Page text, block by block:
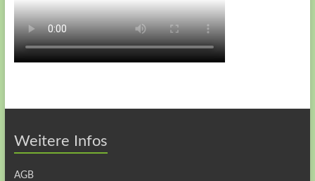
Weitere Infos
AGB